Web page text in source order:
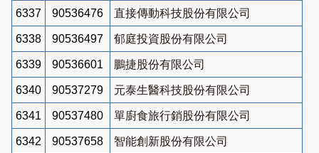
6337 90536476 直接傳動科技股份有限公司
6338 90536497 郁庭投資股份有限公司
6339 90536601 鵬捷股份有限公司
6340 90537279 元泰生醫科技股份有限公司
6341 90537480 單廚食旅行銷股份有限公司
6342 90537658 智能創新股份有限公司